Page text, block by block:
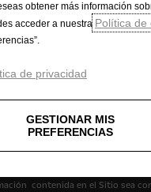
Política de cookies
de Cookies
contenida en el Sitio sea
obtener más información
acceder a nuestra Política de
de privacidad
GESTIONAR MIS
PREFERENCIAS